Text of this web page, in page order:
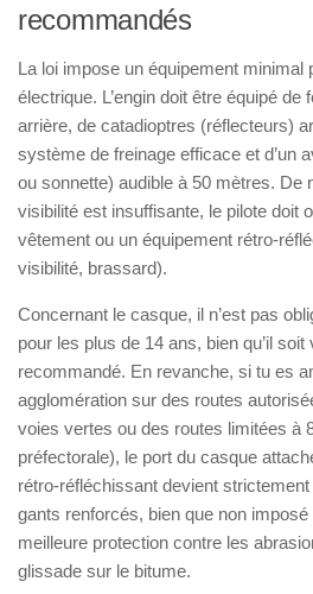
recommandés
La loi impose un équipement minimal
électrique. L’engin doit être équipé de
arrière, de catadioptres (réflecteurs)
système de freinage efficace et d’un
ou sonnette) audible à 50 mètres. De
visibilité est insuffisante, le pilote doit
vêtement ou un équipement rétro-
visibilité, brassard).
Concernant le casque, il n’est pas
pour les plus de 14 ans, bien qu’il
recommandé. En revanche, si tu es
agglomération sur des routes
voies vertes ou des routes limitées à
préfectorale), le port du casque
rétro-réfléchissant devient
gants renforcés, bien que non
meilleure protection contre les
glissade sur le bitume.